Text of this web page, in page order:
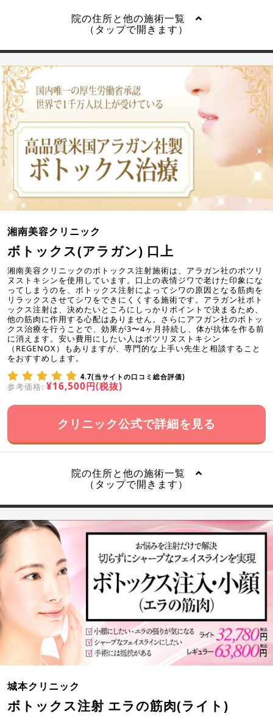
院の住所と他の施術一覧
（タップで開きます）
湘南美容クリニック
ボトックス(アラガン) 口上
湘南美容クリニックのボトックス注射施術は、アラガン社のボツリ
ヌストキシンを使用しています。口上の表情ジワで老けた印象にな
ってしまうのを、ボトックス注射によってシワの原因となる筋肉を
リラックスさせてシワをできにくくする施術です。アラガン社ボト
ックス注射は、決めたいところにしっかりポイントで決まるため、
他の筋肉に作用する心配はありません。さらにアフガン社のボトッ
クス治療を行うことで、効果が3〜4ヶ月持続し、体が抗体を作る前
に消えます。安い費用にしたい人はボツリヌストキシン
（REGENOX）もありますが、専門的な上手い先生と相談すること
をおすすめします。
4.7(当サイトの口コミ総合評価)
参考価格: ¥16,500円(税抜)
クリニック公式で詳細を見る
院の住所と他の施術一覧
（タップで開きます）
城本クリニック
ボトックス注射 エラの筋肉(ライト)